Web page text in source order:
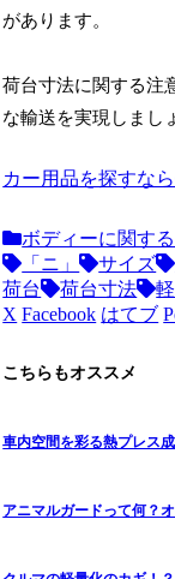
があります。
荷台寸法に関する注
な輸送を実現しまし
カー用品を探すな
ボディーに関す
「ニ」
サイズ
荷台
荷台寸法
X Facebook はてブ
こちらもオススメ
車内空間を彩る熱プレス
アニマルガードって何？